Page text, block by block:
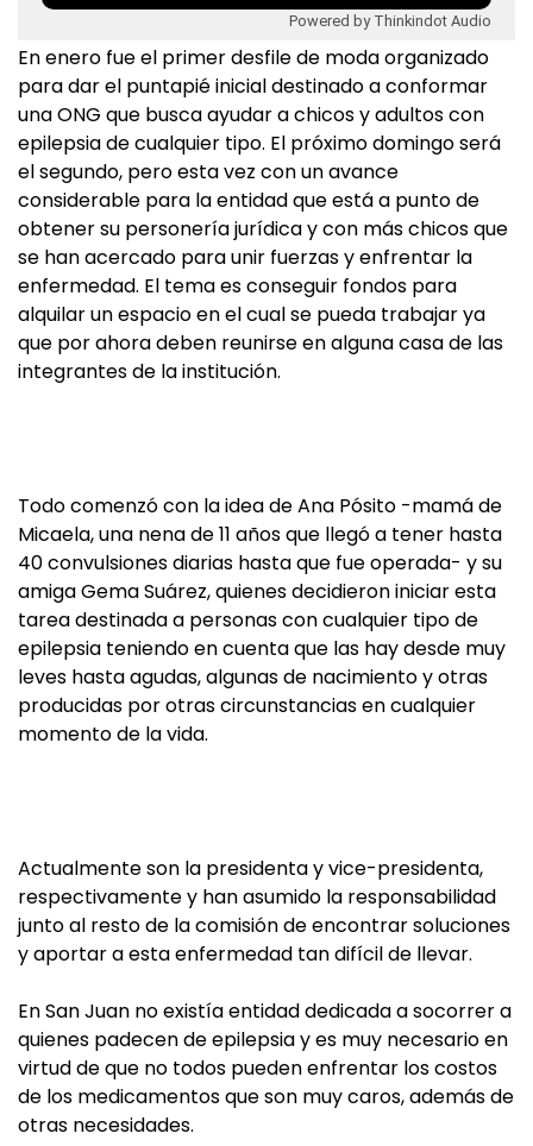
Powered by Thinkindot Audio
En enero fue el primer desfile de moda organizado
para dar el puntapié inicial destinado a conformar
una ONG que busca ayudar a chicos y adultos con
epilepsia de cualquier tipo. El próximo domingo será
el segundo, pero esta vez con un avance
considerable para la entidad que está a punto de
obtener su personería jurídica y con más chicos que
se han acercado para unir fuerzas y enfrentar la
enfermedad. El tema es conseguir fondos para
alquilar un espacio en el cual se pueda trabajar ya
que por ahora deben reunirse en alguna casa de las
integrantes de la institución.
Todo comenzó con la idea de Ana Pósito -mamá de
Micaela, una nena de 11 años que llegó a tener hasta
40 convulsiones diarias hasta que fue operada- y su
amiga Gema Suárez, quienes decidieron iniciar esta
tarea destinada a personas con cualquier tipo de
epilepsia teniendo en cuenta que las hay desde muy
leves hasta agudas, algunas de nacimiento y otras
producidas por otras circunstancias en cualquier
momento de la vida.
Actualmente son la presidenta y vice-presidenta,
respectivamente y han asumido la responsabilidad
junto al resto de la comisión de encontrar soluciones
y aportar a esta enfermedad tan difícil de llevar.
En San Juan no existía entidad dedicada a socorrer a
quienes padecen de epilepsia y es muy necesario en
virtud de que no todos pueden enfrentar los costos
de los medicamentos que son muy caros, además de
otras necesidades.